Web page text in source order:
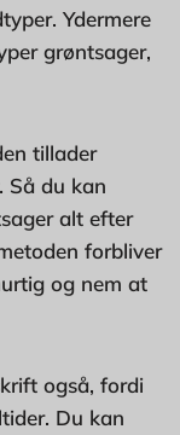
Ydermere
grøntsager,
tillader
Så du kan
alt efter
forbliver
og nem at
også, fordi
Du kan